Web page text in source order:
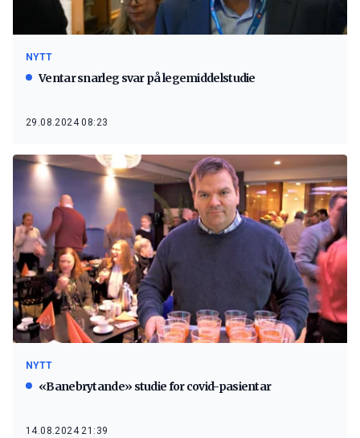
NYTT
Ventar snarleg svar på legemiddelstudie
29.08.2024 08:23
NYTT
«Banebrytande» studie for covid-pasientar
14.08.2024 21:39